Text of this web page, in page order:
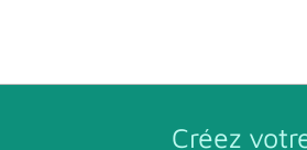
Créez